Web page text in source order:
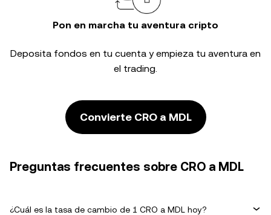
Pon en marcha tu aventura cripto
Deposita fondos en tu cuenta y empieza tu aventura en
el trading.
Convierte CRO a MDL
Preguntas frecuentes sobre CRO a MDL
¿Cuál es la tasa de cambio de 1 CRO a MDL hoy?